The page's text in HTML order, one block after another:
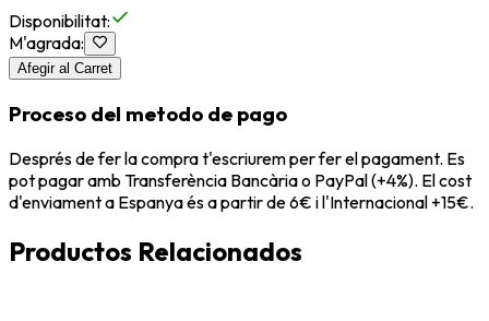
Disponibilitat:
M'agrada:
Afegir al Carret
Proceso del metodo de pago
Després de fer la compra t'escriurem per fer el pagament. Es
pot pagar amb Transferència Bancària o PayPal (+4%). El cost
d'enviament a Espanya és a partir de 6€ i l'Internacional +15€.
Productos Relacionados